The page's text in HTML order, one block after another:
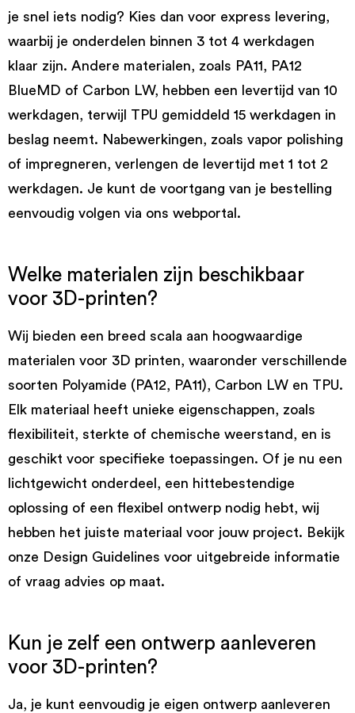
je snel iets nodig? Kies dan voor express levering,
waarbij je onderdelen binnen 3 tot 4 werkdagen
klaar zijn. Andere materialen, zoals PA11, PA12
BlueMD of Carbon LW, hebben een levertijd van 10
werkdagen, terwijl TPU gemiddeld 15 werkdagen in
beslag neemt. Nabewerkingen, zoals vapor polishing
of impregneren, verlengen de levertijd met 1 tot 2
werkdagen. Je kunt de voortgang van je bestelling
eenvoudig volgen via ons webportal.
Welke materialen zijn beschikbaar
voor 3D-printen?
Wij bieden een breed scala aan hoogwaardige
materialen voor 3D printen, waaronder verschillende
soorten Polyamide (PA12, PA11), Carbon LW en TPU.
Elk materiaal heeft unieke eigenschappen, zoals
flexibiliteit, sterkte of chemische weerstand, en is
geschikt voor specifieke toepassingen. Of je nu een
lichtgewicht onderdeel, een hittebestendige
oplossing of een flexibel ontwerp nodig hebt, wij
hebben het juiste materiaal voor jouw project. Bekijk
onze Design Guidelines voor uitgebreide informatie
of vraag advies op maat.
Kun je zelf een ontwerp aanleveren
voor 3D-printen?
Ja, je kunt eenvoudig je eigen ontwerp aanleveren